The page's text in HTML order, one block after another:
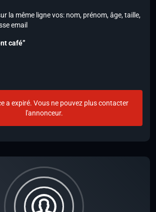
la même ligne vos: nom, prénom, âge, taille,
email
café”
a expiré. Vous ne pouvez plus contacter
l'annonceur.